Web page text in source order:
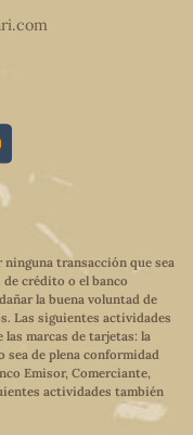
transacción que sea
crédito o el banco
la buena voluntad de
Las siguientes actividades
marcas de tarjetas: la
de plena conformidad
Emisor, Comerciante,
actividades también